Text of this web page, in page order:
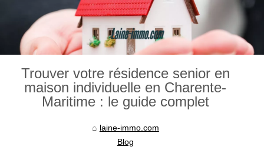
Trouver votre résidence senior en
maison individuelle en Charente-
Maritime : le guide complet
laine-immo.com
Blog